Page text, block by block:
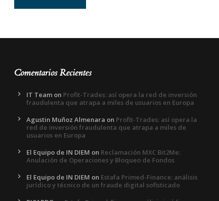
Comentarios Recientes
IT Team on Profit-Trades: así opera la red de inversión
fraudulenta que atrapa a miles de usuarios en Europa
Agustin Muñoz Almenara on Profit-Trades: así opera la
red de inversión fraudulenta que atrapa a miles de
usuarios en Europa
El Equipo de IN DIEM on Reclamación MXC Bit2Me:
Anulación de Operaciones y Bloqueo de Fondos
El Equipo de IN DIEM on Estafa Primed-Finance: análisis
jurídico y técnico de un fraude digital sofisticado